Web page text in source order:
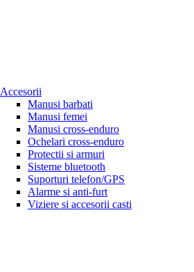
Accesorii
Manusi barbati
Manusi femei
Manusi cross-enduro
Ochelari cross-enduro
Protectii si armuri
Sisteme bluetooth
Suporturi telefon/GPS
Alarme si anti-furt
Viziere si accesorii casti